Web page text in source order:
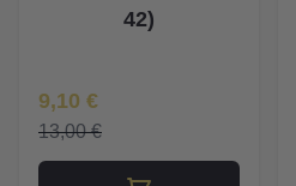
42)
Īpaša Cena
9,10 €
13,00 €